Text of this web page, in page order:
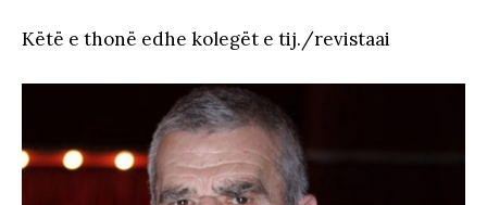
Këtë e thonë edhe kolegët e tij./revistaai